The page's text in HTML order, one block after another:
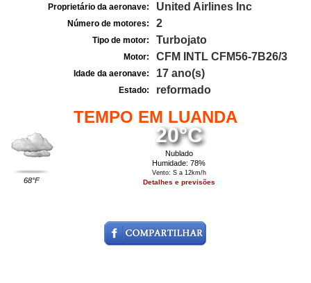
Proprietário da aeronave: United Airlines Inc
Número de motores: 2
Tipo de motor: Turbojato
Motor: CFM INTL CFM56-7B26/3
Idade da aeronave: 17 ano(s)
Estado: reformado
TEMPO EM LUANDA
68°F
20°C
Nublado
Humidade: 78%
Vento: S a 12km/h
Detalhes e previsões